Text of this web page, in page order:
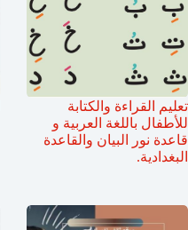
تعليم القراءة والكتابة
للأطفال باللغة العربية و
قاعدة نور البيان والقاعدة
البغدادية.